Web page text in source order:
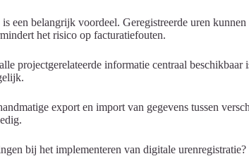
een belangrijk voordeel. Geregistreerde uren
het risico op facturatiefouten.
projectgerelateerde informatie centraal
export en import van gegevens tussen
bij het implementeren van digitale urenregistratie?